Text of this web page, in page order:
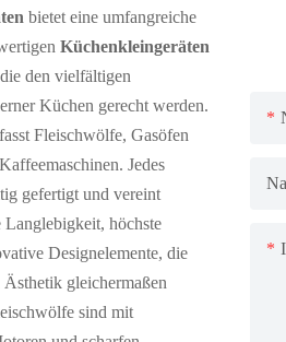
bietet eine umfangreiche
Küchenkleingeräten
den vielfältigen
Küchen gerecht werden.
Fleischwölfe, Gasöfen
Jedes
gefertigt und vereint
höchste
Designelemente, die
gleichermaßen
sind mit